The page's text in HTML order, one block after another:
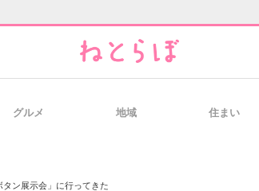
グルメ 地域 住まい
ン展示会」に行ってきた